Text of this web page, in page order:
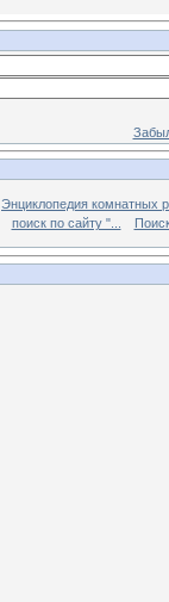
Энциклопедия комнатных
поиск по сайту "...